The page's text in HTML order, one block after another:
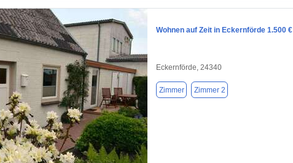
Wohnen auf Zeit in Eckernförde 1.500 €
Eckernförde, 24340
Zimmer Zimmer 2